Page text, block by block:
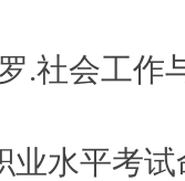
.社会工
业水平考